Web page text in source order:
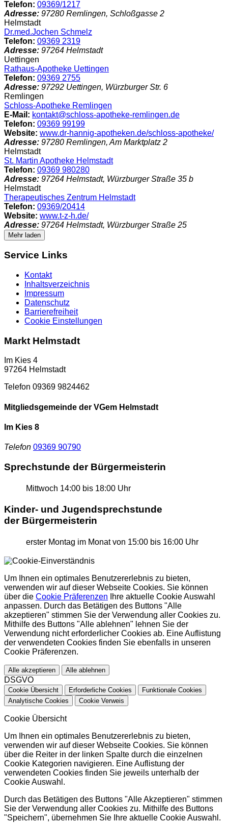
Telefon: 09369/1217
Adresse: 97280 Remlingen, Schloßgasse 2
Helmstadt
Dr.med.Jochen Schmelz
Telefon: 09369 2319
Adresse: 97264 Helmstadt
Uettingen
Rathaus-Apotheke Uettingen
Telefon: 09369 2755
Adresse: 97292 Uettingen, Würzburger Str. 6
Remlingen
Schloss-Apotheke Remlingen
E-Mail: kontakt@schloss-apotheke-remlingen.de
Telefon: 09369 99199
Website: www.dr-hannig-apotheken.de/schloss-apotheke/
Adresse: 97280 Remlingen, Am Marktplatz 2
Helmstadt
St. Martin Apotheke Helmstadt
Telefon: 09369 980280
Adresse: 97264 Helmstadt, Würzburger Straße 35 b
Helmstadt
Therapeutisches Zentrum Helmstadt
Telefon: 09369/20414
Website: www.t-z-h.de/
Adresse: 97264 Helmstadt, Würzburger Straße 25
Mehr laden
Service Links
Kontakt
Inhaltsverzeichnis
Impressum
Datenschutz
Barrierefreiheit
Cookie Einstellungen
Markt Helmstadt
Im Kies 4
97264 Helmstadt
Telefon 09369 9824462
Mitgliedsgemeinde der VGem Helmstadt
Im Kies 8
Telefon 09369 90790
Sprechstunde der Bürgermeisterin
Mittwoch 14:00 bis 18:00 Uhr
Kinder- und Jugendsprechstunde
der Bürgermeisterin
erster Montag im Monat von 15:00 bis 16:00 Uhr
Um Ihnen ein optimales Benutzererlebnis zu bieten,
verwenden wir auf dieser Webseite Cookies. Sie können
über die Cookie Präferenzen Ihre aktuelle Cookie Auswahl
anpassen. Durch das Betätigen des Buttons "Alle
akzeptieren" stimmen Sie der Verwendung aller Cookies zu.
Mithilfe des Buttons "Alle ablehnen" lehnen Sie der
Verwendung nicht erforderlicher Cookies ab. Eine Auflistung
der verwendeten Cookies finden Sie ebenfalls in unseren
Cookie Präferenzen.
Alle akzeptieren Alle ablehnen
DSGVO
Cookie Übersicht Erforderliche Cookies
Funktionale Cookies
Analytische Cookies
Cookie Verweis
Cookie Übersicht
Um Ihnen ein optimales Benutzererlebnis zu bieten,
verwenden wir auf dieser Webseite Cookies. Sie können
über die Reiter in der linken Spalte durch die einzelnen
Cookie Kategorien navigieren. Eine Auflistung der
verwendeten Cookies finden Sie jeweils unterhalb der
Cookie Auswahl.
Durch das Betätigen des Buttons "Alle Akzeptieren" stimmen
Sie der Verwendung aller Cookies zu. Mithilfe des Buttons
"Speichern", übernehmen Sie Ihre aktuelle Cookie Auswahl.